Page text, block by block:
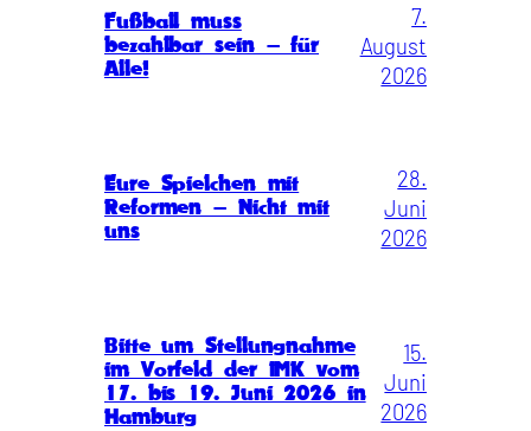
Fußball muss
bezahlbar sein – für
Alle!
7.
August
2026
Eure Spielchen mit
Reformen – Nicht mit
uns
28.
Juni
2026
Bitte um Stellungnahme
im Vorfeld der IMK vom
17. bis 19. Juni 2026 in
Hamburg
15.
Juni
2026